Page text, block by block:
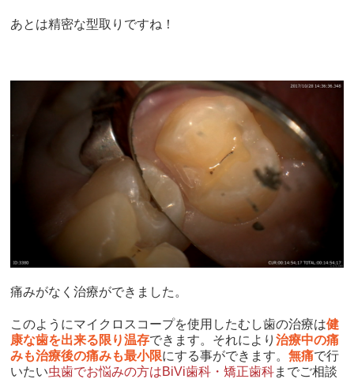
あとは精密な型取りですね！
痛みがなく治療ができました。
このようにマイクロスコープを使用したむし歯の治療は健
康な歯を出来る限り温存できます。それにより治療中の痛
みも治療後の痛みも最小限にする事ができます。無痛で行
いたい虫歯でお悩みの方はBiVi歯科・矯正歯科までご相談